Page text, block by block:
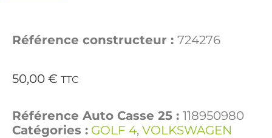
Référence constructeur : 724276
50,00 € TTC
Référence Auto Casse 25 : 118950980
Catégories : GOLF 4, VOLKSWAGEN